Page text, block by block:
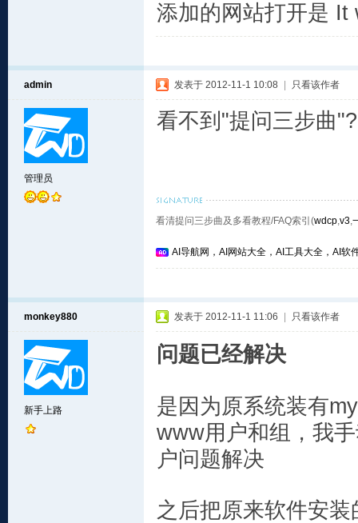
添加的网站打开是 It
admin
管理员
发表于 2012-11-1 10:08 只看该作者
看不到"提问三步曲"?
看清提问三步曲及多看教程/FAQ索引(wdcp,v3,
AI导航网，AI网站大全，AI工具大全，AI软
monkey880
新手上路
发表于 2012-11-1 11:06 只看该作者
问题已经解决
是因为原系统装有
www用户和组，我
户问题解决
之后把原来软件安